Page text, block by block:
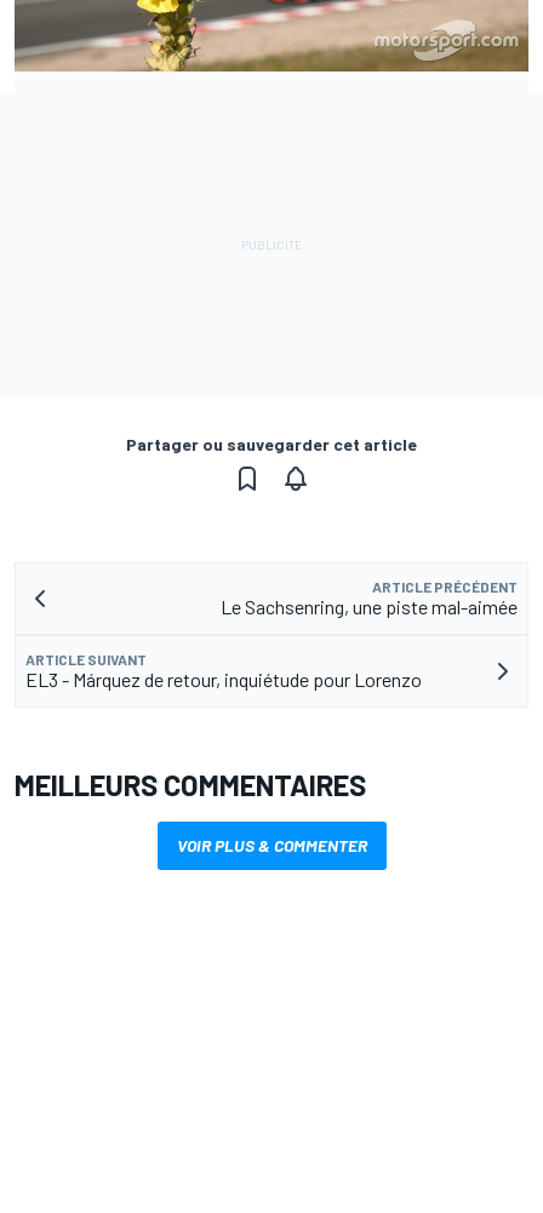
Partager ou sauvegarder cet article
ARTICLE PRÉCÉDENT
Le Sachsenring, une piste mal-aimée
ARTICLE SUIVANT
EL3 - Márquez de retour, inquiétude pour Lorenzo
MEILLEURS COMMENTAIRES
VOIR PLUS & COMMENTER